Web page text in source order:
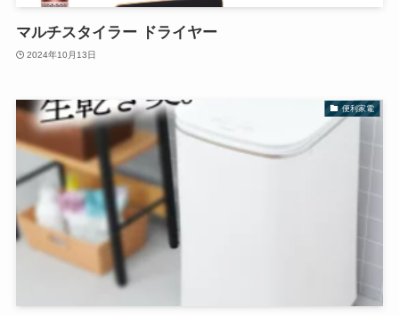
マルチスタイラー ドライヤー
2024年10月13日
便利家電